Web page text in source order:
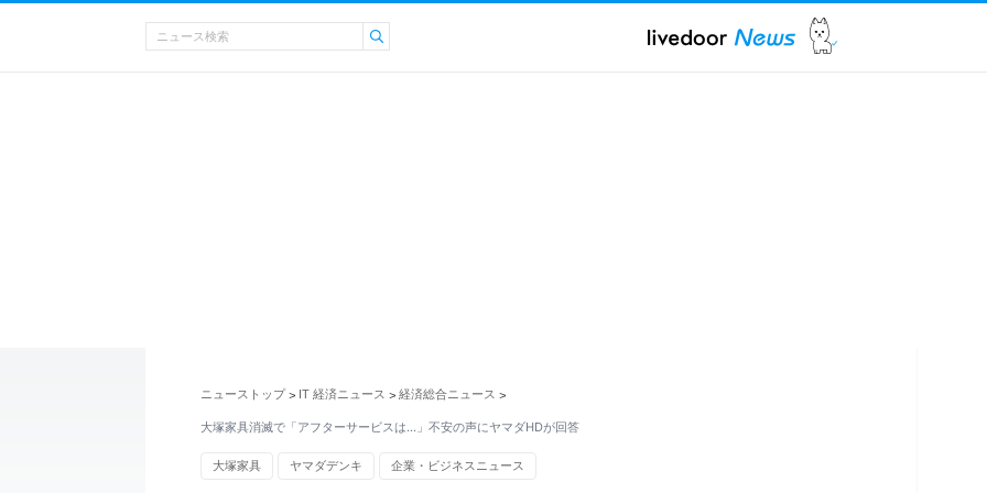
ニューストップ > IT 経済ニュース > 経済総合ニュース >
大塚家具消滅で「アフターサービスは…」不安の声にヤマダHDが回答
大塚家具 ヤマダデンキ 企業・ビジネスニュース